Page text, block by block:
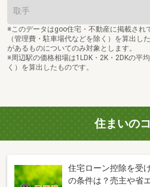
取手
※このデータはgoo住宅・不動産に掲載され
（管理費・駐車場代などを除く）を算出し
があるものについてのみ対象とします。
※周辺駅の価格相場は1LDK・2K・2DKの平
く）を算出したものです。
住まいの
住宅ローン控除を受
の条件は？売主や省